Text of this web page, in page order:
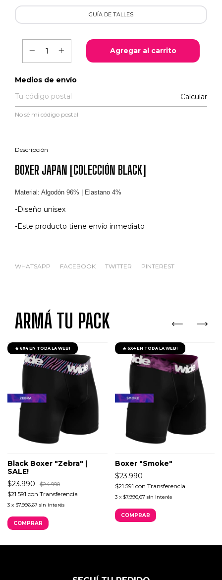
GUÍA DE TALLES
Entregas para el CP:
Medios de envío
Calcular
No sé mi código postal
Descripción
BOXER JAPAN [COLECCIÓN BLACK]
Material: Algodón 96% | Elastano 4%
-Diseño unisex
-Este producto tiene envío inmediato
WHATSAPP FACEBOOK TWITTER PINTEREST
ARMÁ TU PACK
🔥 6X4 EN TODA LA WEB!
Black Boxer "Zebra" |
SALE!
$23.990
$24.990
$21.591 con Transferencia
3 x $7.996,67 sin interés
COMPRAR
🔥 6X4 EN TODA LA WEB!
Boxer "Smoke"
$23.990
$21.591 con Transferencia
3 x $7.996,67 sin interés
COMPRAR